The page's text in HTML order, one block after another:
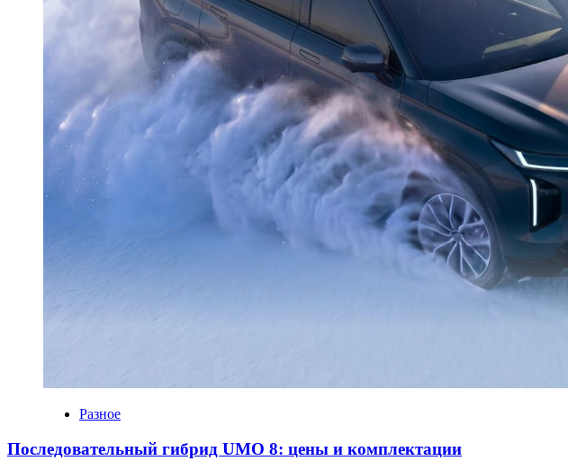
Разное
Последовательный гибрид UMO 8: цены и комплектации